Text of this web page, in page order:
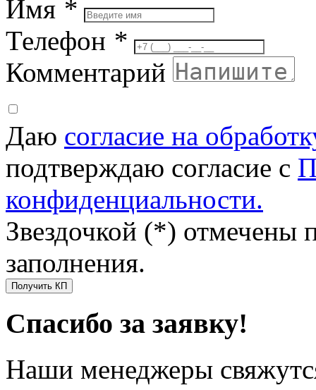
Имя *
Телефон *
Комментарий
Даю согласие на
подтверждаю согласие с
конфиденциальности.
Звездочкой (*) отмечены
заполнения.
Получить КП
Спасибо за заявку!
Наши менеджеры